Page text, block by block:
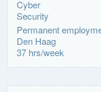
Permanent
Den Haag
37 hrs/week